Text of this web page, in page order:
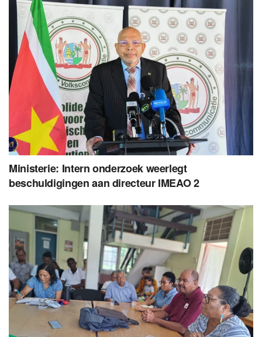
Ministerie: Intern onderzoek weerlegt
beschuldigingen aan directeur IMEAO 2